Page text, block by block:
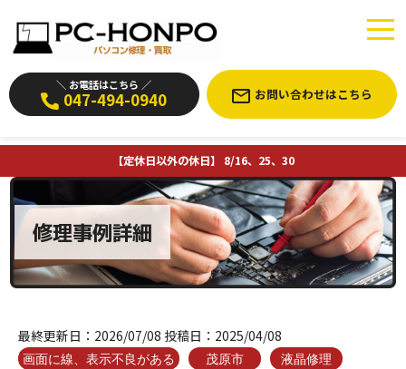
＼ お電話はこちら ／
047-494-0940 お問い合わせはこちら
【定休日以外の休日】 8/16、25、30
修理事例詳細
最終更新日： 2026/07/08 投稿日： 2025/04/08
画面に線、表示不良がある 茂原市 液晶修理